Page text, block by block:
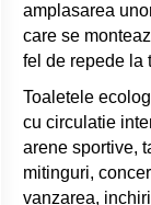
amplasarea
care se
fel de repede la
Toaletele
cu circulatie
arene sportive,
mitinguri,
vanzarea,